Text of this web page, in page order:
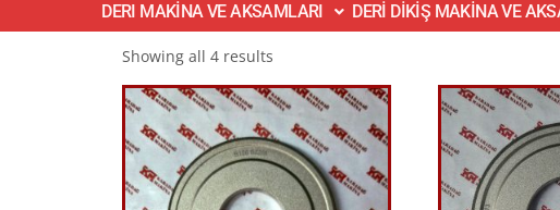
DERI MAKİNA VE AKSAMLARI DERİ DİKİŞ MAKİNA VE
Showing all 4 results